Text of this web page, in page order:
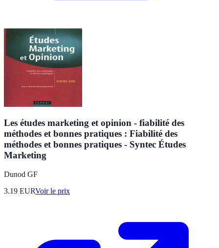
Les études marketing et opinion - fiabilité des
méthodes et bonnes pratiques : Fiabilité des
méthodes et bonnes pratiques - Syntec Études
Marketing
Dunod GF
3.19 EURVoir le prix